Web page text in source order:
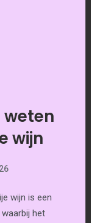
wijn
het